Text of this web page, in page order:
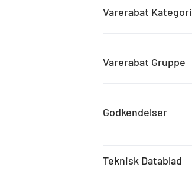
Varerabat Kategori
Varerabat Gruppe
Godkendelser
Teknisk Datablad